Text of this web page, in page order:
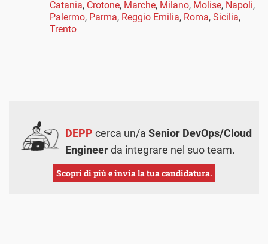
Catania, Crotone, Marche, Milano, Molise, Napoli,
Palermo, Parma, Reggio Emilia, Roma, Sicilia,
Trento
DEPP cerca un/a Senior DevOps/Cloud
Engineerda integrare nel suo team.
Scopri di più e invia la tua candidatura.